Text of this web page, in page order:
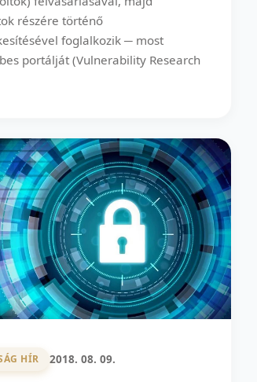
részére történő
foglalkozik ─ most
portálját (Vulnerability Research
HÍR 2018. 08. 09.